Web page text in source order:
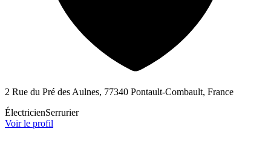
2 Rue du Pré des Aulnes, 77340 Pontault-Combault, France
ÉlectricienSerrurier
Voir le profil